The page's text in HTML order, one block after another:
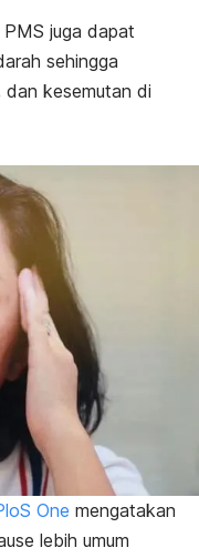
juga dapat
sehingga
dan kesemutan di
One mengatakan
lebih umum